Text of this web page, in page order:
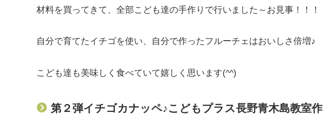
材料を買ってきて、全部こども達の手作りで行いました～お見事！！！
自分で育てたイチゴを使い、自分で作ったフルーチェはおいしさ倍増♪
こども達も美味しく食べていて嬉しく思います(^^)
第２弾イチゴカナッペ♪こどもプラス長野青木島教室作